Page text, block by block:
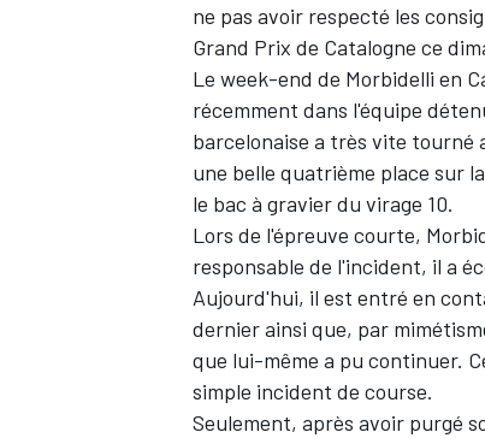
WEC
ne pas avoir respecté les
Grand Prix de Catalogne ce
Le week-end de Morbidelli en
récemment dans l'équipe
barcelonaise a très vite tourné
une belle quatrième place sur
le bac à gravier du virage 10.
Lors de l'épreuve courte,
responsable de l'incident, il a
Aujourd'hui, il est entré en
dernier ainsi que, par
que lui-même a pu continuer.
simple incident de course.
Seulement, après avoir purgé